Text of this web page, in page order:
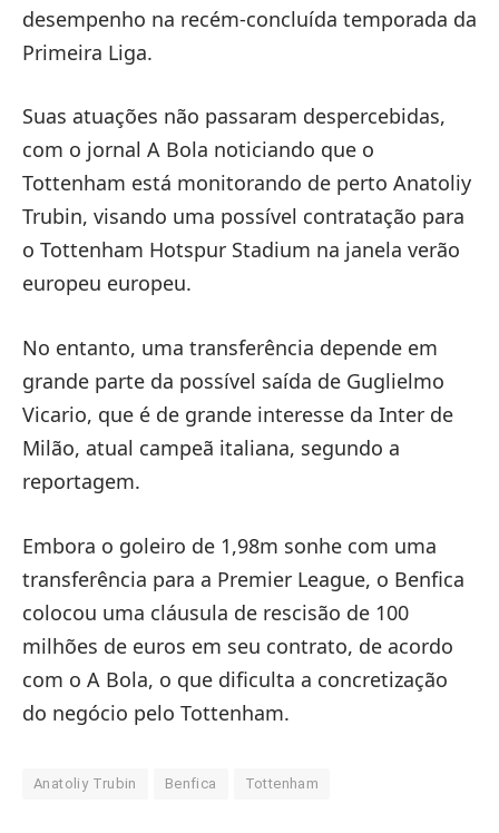
desempenho na recém-concluída temporada da
Primeira Liga.
Suas atuações não passaram despercebidas,
com o jornal A Bola noticiando que o
Tottenham está monitorando de perto Anatoliy
Trubin, visando uma possível contratação para
o Tottenham Hotspur Stadium na janela verão
europeu europeu.
No entanto, uma transferência depende em
grande parte da possível saída de Guglielmo
Vicario, que é de grande interesse da Inter de
Milão, atual campeã italiana, segundo a
reportagem.
Embora o goleiro de 1,98m sonhe com uma
transferência para a Premier League, o Benfica
colocou uma cláusula de rescisão de 100
milhões de euros em seu contrato, de acordo
com o A Bola, o que dificulta a concretização
do negócio pelo Tottenham.
Anatoliy Trubin Benfica Tottenham